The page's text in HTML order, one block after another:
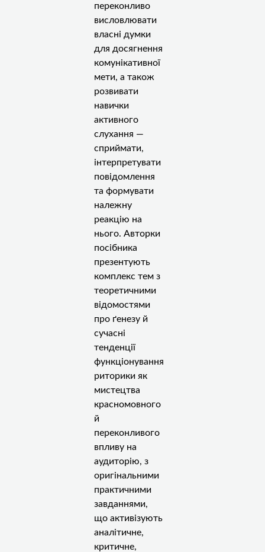
переконливо
висловлювати
власні думки
для досягнення
комунікативної
мети, а також
розвивати
навички
активного
слухання —
сприймати,
інтерпретувати
повідомлення
та формувати
належну
реакцію на
нього. Авторки
посібника
презентують
комплекс тем з
теоретичними
відомостями
про ґенезу й
сучасні
тенденції
функціонування
риторики як
мистецтва
красномовного
й
переконливого
впливу на
аудиторію, з
оригінальними
практичними
завданнями,
що активізують
аналітичне,
критичне,